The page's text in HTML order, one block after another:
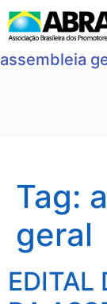
assembleia
Tag:
geral
EDITAL